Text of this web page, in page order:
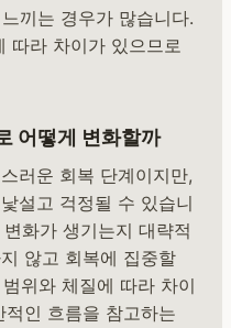
끼는 경우가 많습니다.
따라 차이가 있으므로
어떻게 변화할까
러운 회복 단계이지만,
설고 걱정될 수 있습니
화가 생기는지 대략적
않고 회복에 집중할
위와 체질에 따라 차이
인 흐름을 참고하는